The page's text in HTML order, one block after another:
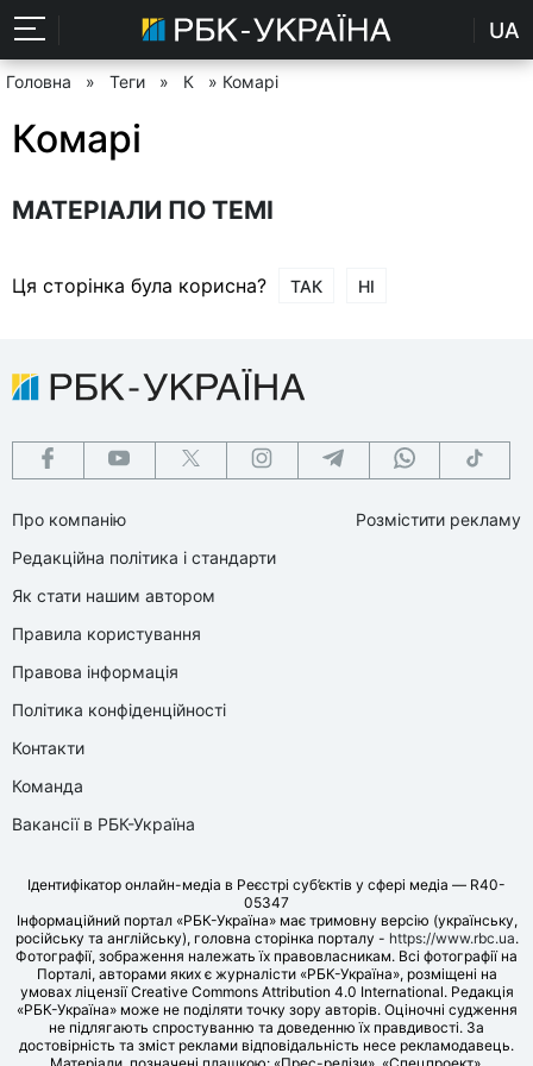
UA
Головна » Теги » К » Комарі
Комарі
МАТЕРІАЛИ ПО ТЕМІ
Ця сторінка була корисна? ТАК НІ
Про компанію
Редакційна політика і стандарти
Як стати нашим автором
Правила користування
Правова інформація
Політика конфіденційності
Контакти
Команда
Вакансії в РБК-Україна
Розмістити рекламу
Ідентифікатор онлайн-медіа в Реєстрі суб’єктів у сфері медіа — R40-
05347
Інформаційний портал «РБК-Україна» має тримовну версію (українську,
російську та англійську), головна сторінка порталу - https://www.rbc.ua.
Фотографії, зображення належать їх правовласникам. Всі фотографії на
Порталі, авторами яких є журналісти «РБК-Україна», розміщені на
умовах ліцензії Creative Commons Attribution 4.0 International. Редакція
«РБК-Україна» може не поділяти точку зору авторів. Оціночні судження
не підлягають спростуванню та доведенню їх правдивості. За
достовірність та зміст реклами відповідальність несе рекламодавець.